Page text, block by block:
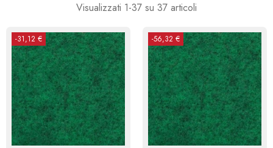
Visualizzati 1-37 su 37 articoli
-31,12 € -56,32 €